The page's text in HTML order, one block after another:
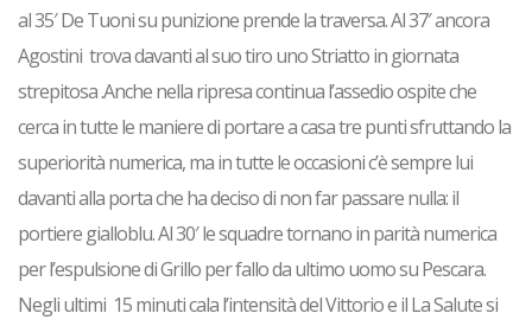
al 35′ De Tuoni su punizione prende la traversa. Al 37′ ancora
Agostini trova davanti al suo tiro uno Striatto in giornata
strepitosa .Anche nella ripresa continua l’assedio ospite che
cerca in tutte le maniere di portare a casa tre punti sfruttando la
superiorità numerica, ma in tutte le occasioni c’è sempre lui
davanti alla porta che ha deciso di non far passare nulla: il
portiere gialloblu. Al 30′ le squadre tornano in parità numerica
per l’espulsione di Grillo per fallo da ultimo uomo su Pescara.
Negli ultimi 15 minuti cala l’intensità del Vittorio e il La Salute si